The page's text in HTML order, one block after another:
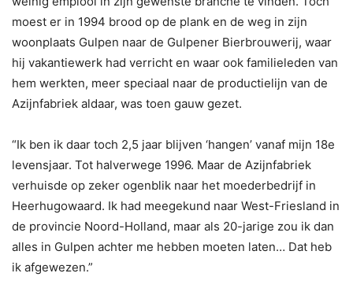
moest er in 1994 brood op de plank en de weg in zijn
woonplaats Gulpen naar de Gulpener Bierbrouwerij, waar
hij vakantiewerk had verricht en waar ook familieleden van
hem werkten, meer speciaal naar de productielijn van de
Azijnfabriek aldaar, was toen gauw gezet.
“Ik ben ik daar toch 2,5 jaar blijven ‘hangen’ vanaf mijn 18e
levensjaar. Tot halverwege 1996. Maar de Azijnfabriek
verhuisde op zeker ogenblik naar het moederbedrijf in
Heerhugowaard. Ik had meegekund naar West-Friesland in
de provincie Noord-Holland, maar als 20-jarige zou ik dan
alles in Gulpen achter me hebben moeten laten… Dat heb
ik afgewezen.”